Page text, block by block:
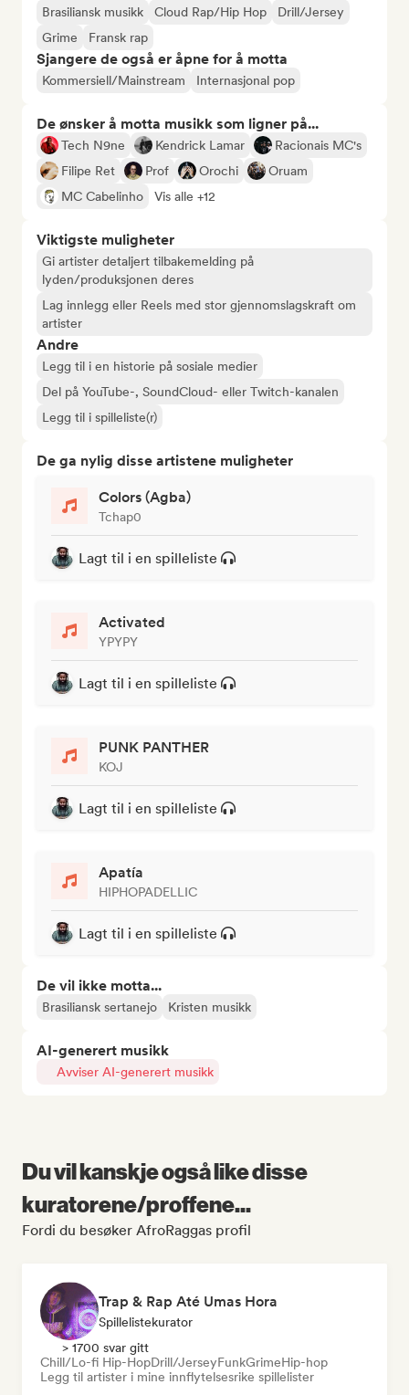
Brasiliansk musikk Cloud Rap/Hip Hop
Drill/Jersey
Grime
Fransk rap
Sjangere de også er åpne for å motta
Kommersiell/Mainstream Internasjonal pop
De ønsker å motta musikk som ligner på...
Tech N9ne Kendrick Lamar
Racionais MC's
Filipe Ret
Prof Orochi
Oruam
MC Cabelinho
Vis alle +12
Viktigste muligheter
Gi artister detaljert tilbakemelding på
lyden/produksjonen deres
Lag innlegg eller Reels med stor gjennomslagskraft om
artister
Andre
Legg til i en historie på sosiale medier
Del på YouTube-, SoundCloud- eller Twitch-kanalen
Legg til i spilleliste(r)
De ga nylig disse artistene muligheter
Colors (Agba)
Tchap0
Lagt til i en spilleliste
Activated
YPYPY
Lagt til i en spilleliste
PUNK PANTHER
KOJ
Lagt til i en spilleliste
Apatía
HIPHOPADELLIC
Lagt til i en spilleliste
De vil ikke motta...
Brasiliansk sertanejo Kristen musikk
AI-generert musikk
Avviser AI-generert musikk
Du vil kanskje også like disse
kuratorene/proffene...
Fordi du besøker AfroRaggas profil
Trap & Rap Até Umas Hora
Spillelistekurator
> 1700 svar gitt
Chill/Lo-fi Hip-HopDrill/JerseyFunkGrimeHip-hop
Legg til artister i mine innflytelsesrike spillelister